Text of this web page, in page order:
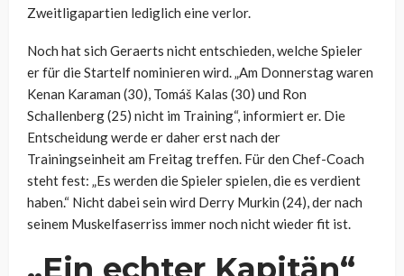
Zweitligapartien lediglich eine verlor.
Noch hat sich Geraerts nicht entschieden, welche Spieler
er für die Startelf nominieren wird. „Am Donnerstag waren
Kenan Karaman (30), Tomáš Kalas (30) und Ron
Schallenberg (25) nicht im Training“, informiert er. Die
Entscheidung werde er daher erst nach der
Trainingseinheit am Freitag treffen. Für den Chef-Coach
steht fest: „Es werden die Spieler spielen, die es verdient
haben.“ Nicht dabei sein wird Derry Murkin (24), der nach
seinem Muskelfaserriss immer noch nicht wieder fit ist.